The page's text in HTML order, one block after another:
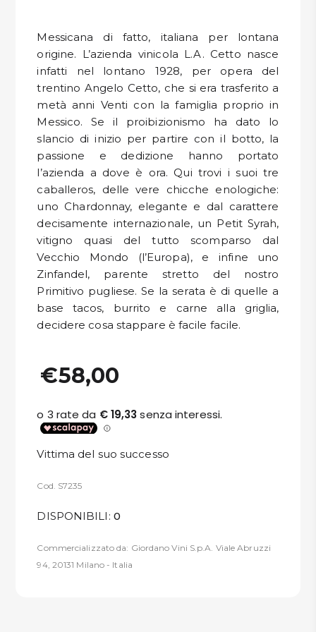
TUTTO A
-30%
Accedi
Gift
Card
Preferiti
Blog
Messicana di fatto, italiana per lontana
origine. L’azienda vinicola L.A. Cetto nasce
infatti nel lontano 1928, per opera del
trentino Angelo Cetto, che si era trasferito a
metà anni Venti con la famiglia proprio in
Messico. Se il proibizionismo ha dato lo
slancio di inizio per partire con il botto, la
passione e dedizione hanno portato
l’azienda a dove è ora. Qui trovi i suoi tre
caballeros, delle vere chicche enologiche:
uno Chardonnay, elegante e dal carattere
decisamente internazionale, un Petit Syrah,
vitigno quasi del tutto scomparso dal
Vecchio Mondo (l’Europa), e infine uno
Zinfandel, parente stretto del nostro
Primitivo pugliese. Se la serata è di quelle a
base tacos, burrito e carne alla griglia,
decidere cosa stappare è facile facile.
€58,00
Vittima del suo successo
Cod. S7235
DISPONIBILI: 0
Commercializzato da: Giordano Vini S.p.A. Viale Abruzzi
94, 20131 Milano - Italia